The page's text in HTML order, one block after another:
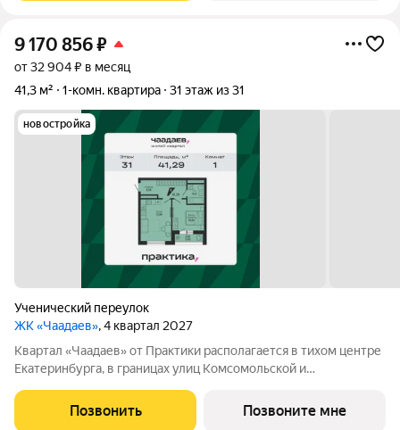
9 170 856₽
от 32 904 ₽ в месяц
41,3 м²
1-комн. квартира 31 этаж из 31
новостройка
Ученический переулок
ЖК «Чаадаев», 4 квартал 2027
Квартал «Чаадаев» от Практики располагается в тихом центре
Екатеринбурга, в границах улиц Комсомольской и
предлагая резидентам тишину в центре города.В шаговой
доступности ведущие вузы, театры,
Позвонить Позвоните мне